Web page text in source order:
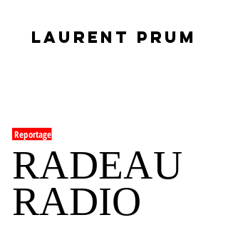
LAURENT PRUM
Reportage
RADEAU
RADIO